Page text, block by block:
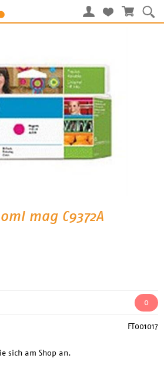
mag C9372A
0
FT001017
sich am Shop an.